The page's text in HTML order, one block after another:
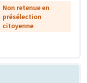
Non retenue en
présélection
citoyenne